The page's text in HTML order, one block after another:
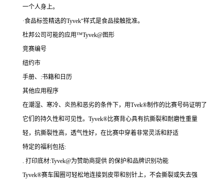
一个人身上。
·食品标签精选的Tyvek“样式是食品接触批准。
杜邦公司可能的应用™Tyvek@图形
竞赛编号
纽约市
手册、:书籍和日历
其他应用程序
在潮湿、寒冷、炎热和恶劣的条件下，用Tvek®制作的比赛号码证明了
它们的持久性和可见性。Tyvek®比赛背心具有抗撕裂和耐磨性重量
轻，抗撕裂性高，透气性好，在比赛中穿着非常灵活和舒适
特定的福利包括:
. 打印底材:Tyvek@为赞助商提供 的保护和品牌识别功能
Tyvek®赛车围圈可轻松地连接到皮带和别针上，不会撕裂或失去强